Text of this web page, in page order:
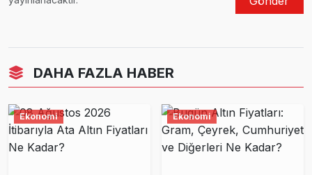
DAHA FAZLA HABER
Ekonomi Ekonomi